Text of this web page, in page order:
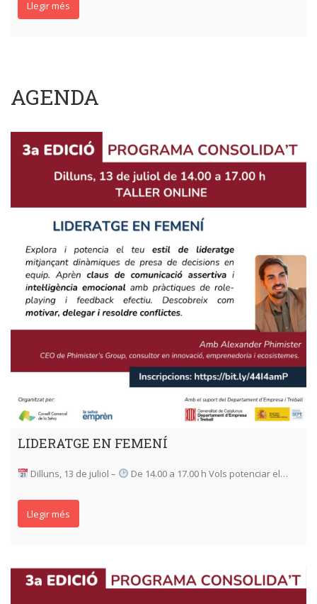
Llegir més
AGENDA
LIDERATGE EN FEMENÍ
Dilluns, 13 de juliol – De 14.00 a 17.00 h Vols potenciar el…
Llegir més